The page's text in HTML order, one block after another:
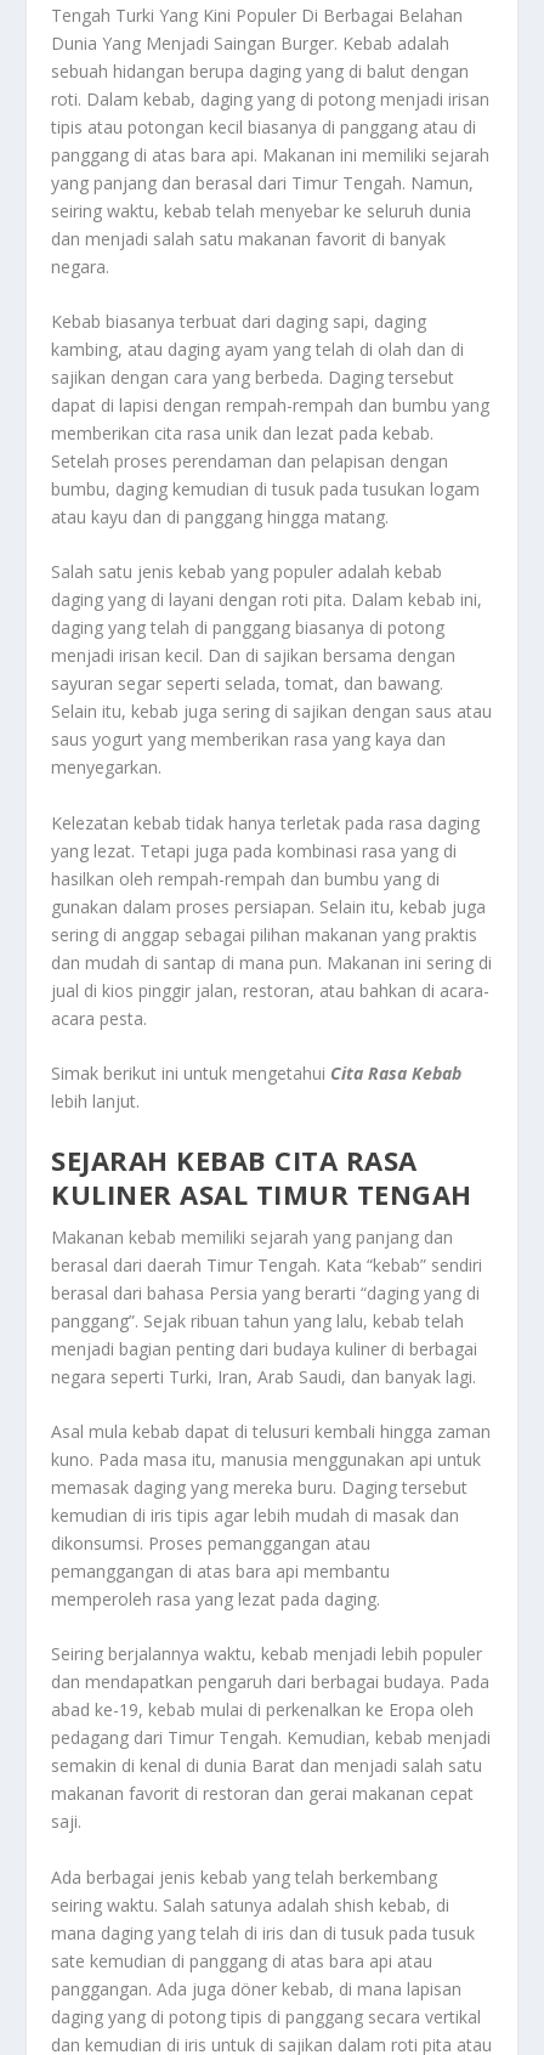
Tengah Turki Yang Kini Populer Di Berbagai Belahan
Dunia Yang Menjadi Saingan Burger. Kebab adalah
sebuah hidangan berupa daging yang di balut dengan
roti. Dalam kebab, daging yang di potong menjadi irisan
tipis atau potongan kecil biasanya di panggang atau di
panggang di atas bara api. Makanan ini memiliki sejarah
yang panjang dan berasal dari Timur Tengah. Namun,
seiring waktu, kebab telah menyebar ke seluruh dunia
dan menjadi salah satu makanan favorit di banyak
negara.
Kebab biasanya terbuat dari daging sapi, daging
kambing, atau daging ayam yang telah di olah dan di
sajikan dengan cara yang berbeda. Daging tersebut
dapat di lapisi dengan rempah-rempah dan bumbu yang
memberikan cita rasa unik dan lezat pada kebab.
Setelah proses perendaman dan pelapisan dengan
bumbu, daging kemudian di tusuk pada tusukan logam
atau kayu dan di panggang hingga matang.
Salah satu jenis kebab yang populer adalah kebab
daging yang di layani dengan roti pita. Dalam kebab ini,
daging yang telah di panggang biasanya di potong
menjadi irisan kecil. Dan di sajikan bersama dengan
sayuran segar seperti selada, tomat, dan bawang.
Selain itu, kebab juga sering di sajikan dengan saus atau
saus yogurt yang memberikan rasa yang kaya dan
menyegarkan.
Kelezatan kebab tidak hanya terletak pada rasa daging
yang lezat. Tetapi juga pada kombinasi rasa yang di
hasilkan oleh rempah-rempah dan bumbu yang di
gunakan dalam proses persiapan. Selain itu, kebab juga
sering di anggap sebagai pilihan makanan yang praktis
dan mudah di santap di mana pun. Makanan ini sering di
jual di kios pinggir jalan, restoran, atau bahkan di acara-
acara pesta.
Simak berikut ini untuk mengetahui Cita Rasa Kebab
lebih lanjut.
SEJARAH KEBAB CITA RASA
KULINER ASAL TIMUR TENGAH
Makanan kebab memiliki sejarah yang panjang dan
berasal dari daerah Timur Tengah. Kata “kebab” sendiri
berasal dari bahasa Persia yang berarti “daging yang di
panggang”. Sejak ribuan tahun yang lalu, kebab telah
menjadi bagian penting dari budaya kuliner di berbagai
negara seperti Turki, Iran, Arab Saudi, dan banyak lagi.
Asal mula kebab dapat di telusuri kembali hingga zaman
kuno. Pada masa itu, manusia menggunakan api untuk
memasak daging yang mereka buru. Daging tersebut
kemudian di iris tipis agar lebih mudah di masak dan
dikonsumsi. Proses pemanggangan atau
pemanggangan di atas bara api membantu
memperoleh rasa yang lezat pada daging.
Seiring berjalannya waktu, kebab menjadi lebih populer
dan mendapatkan pengaruh dari berbagai budaya. Pada
abad ke-19, kebab mulai di perkenalkan ke Eropa oleh
pedagang dari Timur Tengah. Kemudian, kebab menjadi
semakin di kenal di dunia Barat dan menjadi salah satu
makanan favorit di restoran dan gerai makanan cepat
saji.
Ada berbagai jenis kebab yang telah berkembang
seiring waktu. Salah satunya adalah shish kebab, di
mana daging yang telah di iris dan di tusuk pada tusuk
sate kemudian di panggang di atas bara api atau
panggangan. Ada juga döner kebab, di mana lapisan
daging yang di potong tipis di panggang secara vertikal
dan kemudian di iris untuk di sajikan dalam roti pita atau